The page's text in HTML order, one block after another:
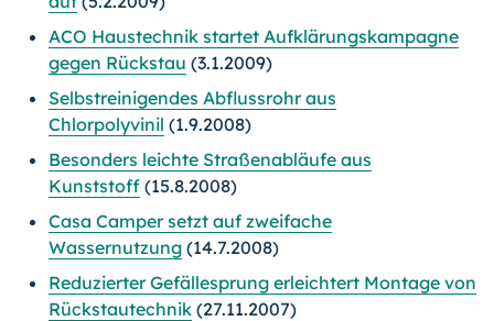
ACO Haustechnik startet Aufklärungskampagne
gegen Rückstau (3.1.2009)
Selbstreinigendes Abflussrohr aus
Chlorpolyvinil (1.9.2008)
Besonders leichte Straßenabläufe aus
Kunststoff (15.8.2008)
Casa Camper setzt auf zweifache
Wassernutzung (14.7.2008)
Reduzierter Gefällesprung erleichtert Montage von
Rückstautechnik (27.11.2007)